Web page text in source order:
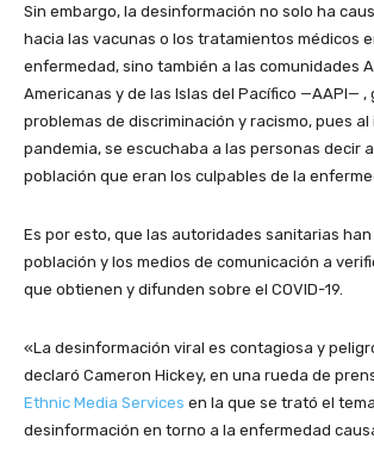
Sin embargo, la desinformación no solo ha
hacia las vacunas o los tratamientos médicos
enfermedad, sino también a las comunidades
Americanas y de las Islas del Pacífico —AAPI— ,
problemas de discriminación y racismo, pues al
pandemia, se escuchaba a las personas decir
población que eran los culpables de la
Es por esto, que las autoridades sanitarias han
población y los medios de comunicación a
que obtienen y difunden sobre el COVID-19.
«La desinformación viral es contagiosa y
declaró Cameron Hickey, en una rueda de
Ethnic Media Services en la que se trató el
desinformación en torno a la enfermedad